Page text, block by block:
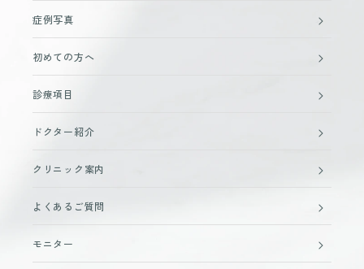
症例写真
初めての方へ
診療項目
ドクター紹介
クリニック案内
よくあるご質問
モニター